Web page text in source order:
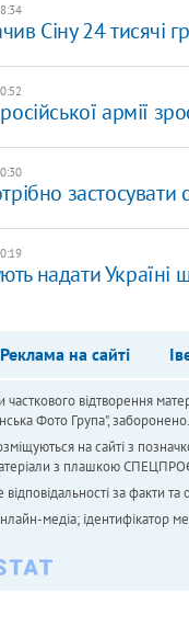
Сіну 24 тисячі
армії
надати Україні
Реклама на сайті
часткового відтворення
Фото Група", заборонено.
на сайті з
з плашкою
відповідальності за факти
медіа; ідентифікатор